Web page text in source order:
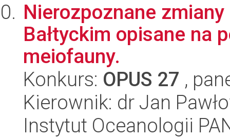
Nierozpoznane
Bałtyckim opisane na
meiofauny.
Konkurs: OPUS 27 ,
Kierownik: dr Jan
Instytut Oceanologii